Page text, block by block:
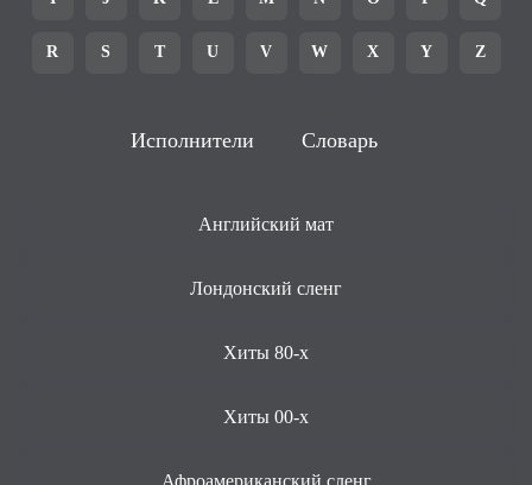
R S T U V W X Y Z
Исполнители Словарь
Английский мат
Лондонский сленг
Хиты 80-х
Хиты 00-х
Афроамериканский сленг